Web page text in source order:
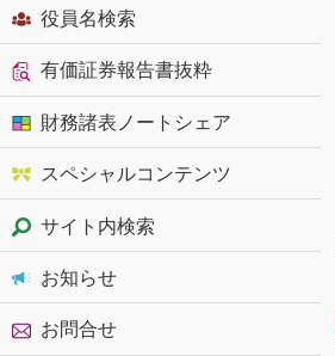
役員名検索
有価証券報告書抜粋
財務諸表ノートシェア
スペシャルコンテンツ
サイト内検索
お知らせ
お問合せ